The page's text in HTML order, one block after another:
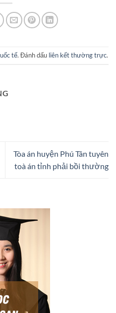
tế. Đánh dấu liên kết thường trực.
Tòa án huyện Phú Tân tuyên
toà án tỉnh phải bồi thường